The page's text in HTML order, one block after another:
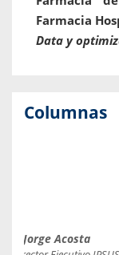
Farmacia
Data y
Columnas
Jorge Acosta